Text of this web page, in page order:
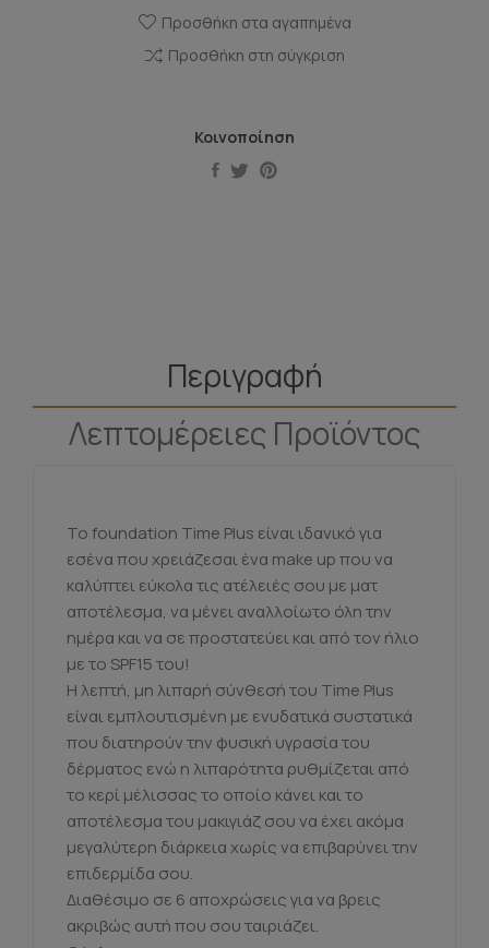
Προσθήκη στα αγαπημένα
Προσθήκη στη σύγκριση
Κοινοποίηση
Περιγραφή
Λεπτομέρειες Προϊόντος
Το foundation Time Plus είναι ιδανικό για
εσένα που χρειάζεσαι ένα make up που να
καλύπτει εύκολα τις ατέλειές σου με ματ
αποτέλεσμα, να μένει αναλλοίωτο όλη την
ημέρα και να σε προστατεύει και από τον ήλιο
με το SPF15 του!
Η λεπτή, μη λιπαρή σύνθεσή του Time Plus
είναι εμπλουτισμένη με ενυδατικά συστατικά
που διατηρούν την φυσική υγρασία του
δέρματος ενώ η λιπαρότητα ρυθμίζεται από
το κερί μέλισσας το οποίο κάνει και το
αποτέλεσμα του μακιγιάζ σου να έχει ακόμα
μεγαλύτερη διάρκεια χωρίς να επιβαρύνει την
επιδερμίδα σου.
Διαθέσιμο σε 6 αποχρώσεις για να βρεις
ακριβώς αυτή που σου ταιριάζει.